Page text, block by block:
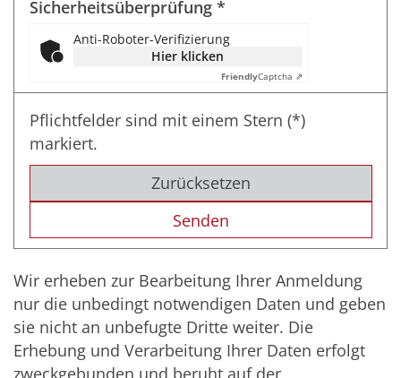
Sicherheitsüberprüfung *
Anti-Roboter-Verifizierung
Hier klicken
FriendlyCaptcha ⇗
Pflichtfelder sind mit einem Stern (*)
markiert.
Zurücksetzen
Wir erheben zur Bearbeitung Ihrer Anmeldung
nur die unbedingt notwendigen Daten und geben
sie nicht an unbefugte Dritte weiter. Die
Erhebung und Verarbeitung Ihrer Daten erfolgt